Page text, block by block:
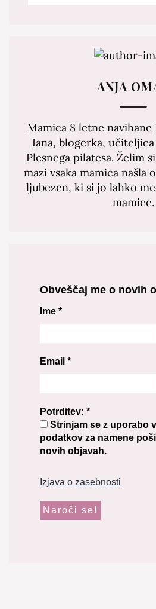
ANJA
Mamica 8 letne
Iana, blogerka,
Plesnega pilatesa. Želim
mazi vsaka mamica
ljubezen, ki si jo lahko
mamice.
Obveščaj me o novih
Ime *
Email *
Potrditev: *
Strinjam se z uporabo
podatkov za namene
novih objavah.
Izjava o zasebnosti